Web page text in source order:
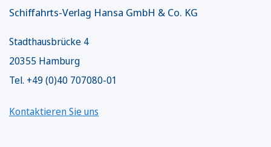
Schiffahrts-Verlag Hansa GmbH & Co. KG
Stadthausbrücke 4
20355 Hamburg
Tel. +49 (0)40 707080-01
Kontaktieren Sie uns